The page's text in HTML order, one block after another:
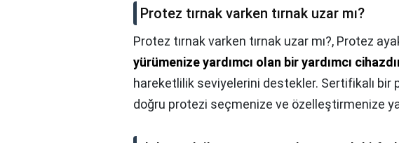
Protez tırnak varken tırnak uzar mı?
Protez tırnak varken tırnak uzar mı?, Protez
yürümenize yardımcı olan bir yardımcı
hareketlilik seviyelerini destekler. Sertifikalı bir
doğru protezi seçmenize ve özelleştirmenize